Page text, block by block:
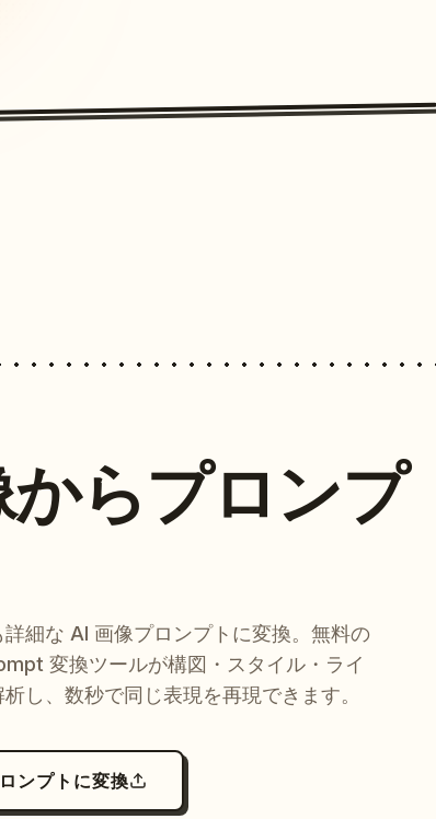
らプロンプ
詳細な AI 画像プロンプトに変換。無料の
変換ツールが構図・スタイル・ライ
し、数秒で同じ表現を再現できます。
ンプトに変換